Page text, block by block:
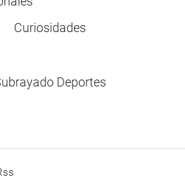
Curiosidades
Deportes